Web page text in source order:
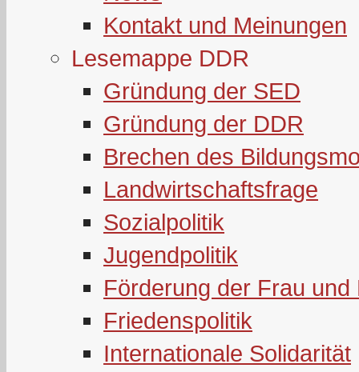
Kontakt und Meinungen
Lesemappe DDR
Gründung der SED
Gründung der DDR
Brechen des
Landwirtschaftsfrage
Sozialpolitik
Jugendpolitik
Förderung der Frau und
Friedenspolitik
Internationale Solidarität